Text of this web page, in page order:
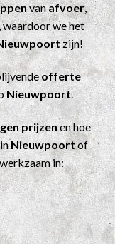
vanafvoer,
waardoor we het
zijn!
offerte
Nieuwpoort.
prijzenen hoe
inNieuwpoortof
in: